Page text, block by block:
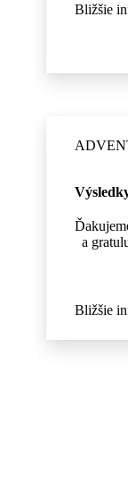
Bližšie
a
Bližšie